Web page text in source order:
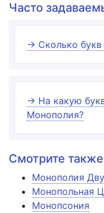
Часто
→ Сколько
→ На какую
Монополия?
Смотрите также
Монополия
Монопольная
Монопсония